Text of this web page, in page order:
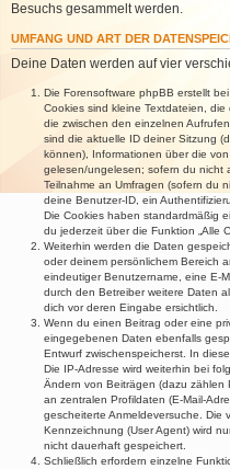
Besuchs gesammelt werden.
UMFANG UND ART DER
Deine Daten werden auf vier
Die Forensoftware phpBB erstellt
Cookies sind kleine Textdateien,
die zwischen den einzelnen
sind die aktuelle ID deiner Sitzung
können), Informationen über die
gelesen/ungelesen; sofern du nicht
Teilnahme an Umfragen (sofern du
deine Benutzer-ID, ein
Die Cookies haben standardmäßig
du jederzeit über die Funktion „Alle
Weiterhin werden die Daten
oder deinem persönlichem Bereich
eindeutiger Benutzername, eine E-
durch den Betreiber weitere Daten
dich vor deren Eingabe ersichtlich.
Wenn du einen Beitrag oder eine
eingegebenen Daten ebenfalls
Entwurf zwischenspeicherst. In
Die IP-Adresse wird weiterhin bei
Ändern von Beiträgen (dazu zählen
an zentralen Profildaten (E-Mail-
gescheiterte Anmeldeversuche. Die
Kennzeichnung (User Agent) wird
nicht dauerhaft gespeichert.
Schließlich erfordern einzelne